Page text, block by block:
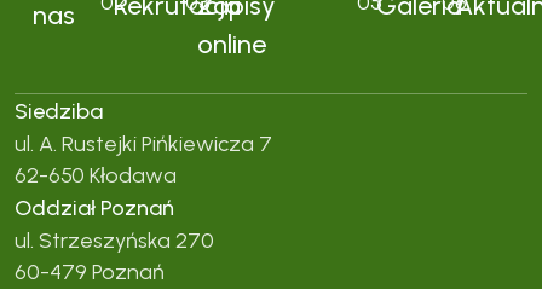
nas
online
Siedziba
ul. A. Rustejki Pińkiewicza 7
62-650 Kłodawa
Oddział Poznań
ul. Strzeszyńska 270
60-479 Poznań